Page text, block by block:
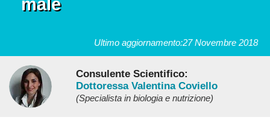
male
Ultimo aggiornamento:27 Novembre 2018
Consulente Scientifico:
Dottoressa Valentina Coviello
(Specialista in biologia e nutrizione)